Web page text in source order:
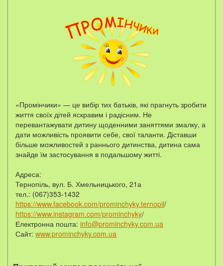
«Промінчики» — це вибір тих батьків, які прагнуть зробити
життя своїх дітей яскравим і радісним. Не
перевантажувати дитину щоденними заняттями змалку, а
дати можливість проявити себе, свої таланти. Діставши
більше можливостей з раннього дитинства, дитина сама
знайде їм застосування в подальшому житті.
Адреса:
Тернопіль, вул. Б. Хмельницького, 21а
тел.: (067)353-1432
https://www.facebook.com/prominchyky.ternopil/
https://www.instagram.com/prominchyky/
Електронна пошта: info@prominchyky.com.ua
Сайт: www.prominchyky.com.ua